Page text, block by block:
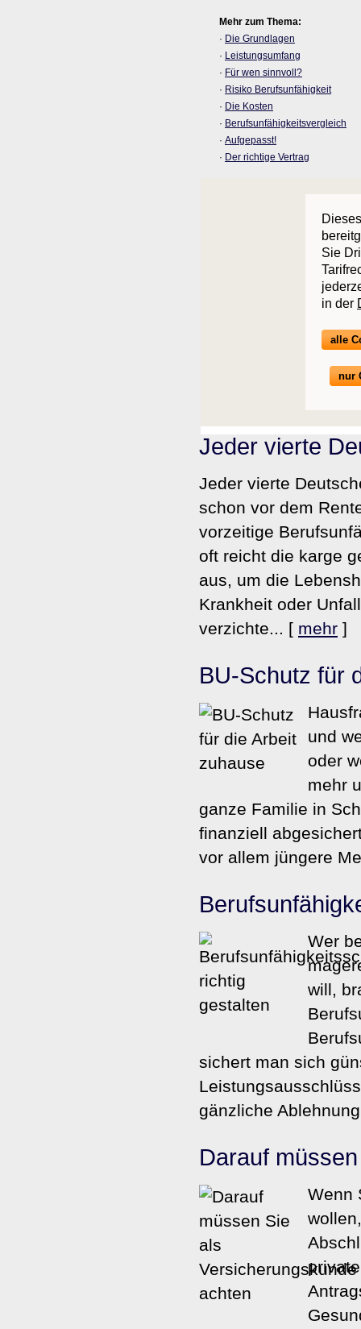
Mehr zum Thema:
· Die Grundlagen
· Leistungsumfang
· Für wen sinnvoll?
· Risiko Berufs­unfähig­keit
· Die Kosten
· Berufs­unfähig­keitsvergleich
· Aufgepasst!
· Der richtige Vertrag
Sie
in der
alle
nur
Jeder vierte
Jeder vierte
schon vor dem
vorzeitige
oft reicht die karge
aus, um die
Krankheit oder
verzichte... [ mehr ]
BU-Schutz für
und
oder
mehr
ganze Familie in
finanziell
vor allem jüngere
Wer
will,
sichert man sich
gänzliche
Darauf
Wenn